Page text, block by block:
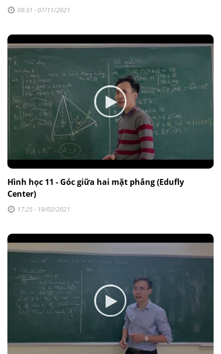
09:31 - 07/11/2021
Hình học 11 - Góc giữa hai mặt phẳng (Edufly
Center)
17:25 - 19/02/2021